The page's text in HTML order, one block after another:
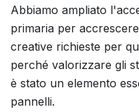
Abbiamo ampliato
primaria per
creative richieste per
perché valorizzare gli
è stato un elemento
pannelli.